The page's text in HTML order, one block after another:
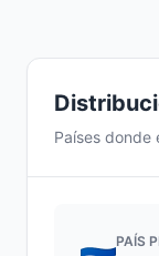
Países donde
PAÍS